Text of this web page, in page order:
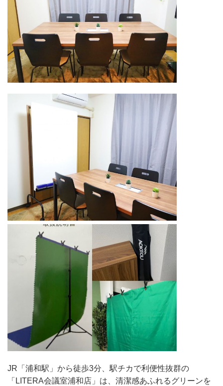
JR「浦和駅」から徒歩3分、駅チカで利便性抜群の
「LITERA会議室浦和店」は、清潔感あふれるグリーンを